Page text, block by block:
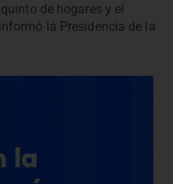
de hogares y el
la Presidencia de la